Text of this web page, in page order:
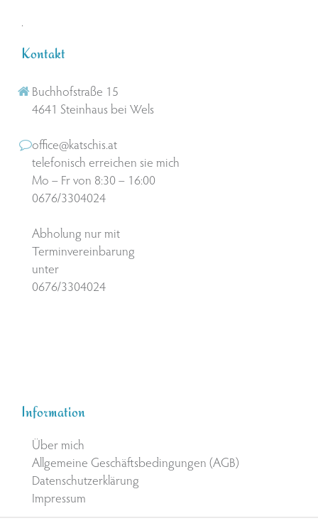
.
Kontakt
Buchhofstraße 15
4641 Steinhaus bei Wels
office@katschis.at
telefonisch erreichen sie mich
Mo – Fr von 8:30 – 16:00
0676/3304024
Abholung nur mit
Terminvereinbarung
unter
0676/3304024
Information
Über mich
Allgemeine Geschäftsbedingungen (AGB)
Datenschutzerklärung
Impressum